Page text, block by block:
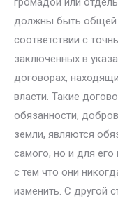
должны быть общей
соответствии с
заключенных в
договорах,
власти. Такие
обязанности,
земли, являются
самого, но и для
с тем что они
изменить. С другой